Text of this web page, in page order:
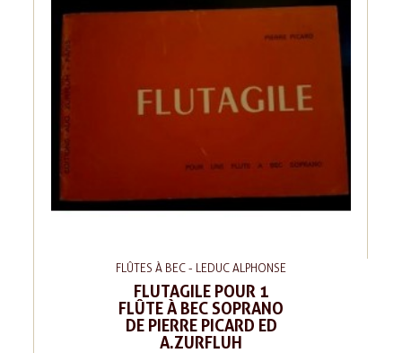
FLÛTES À BEC - LEDUC ALPHONSE
FLUTAGILE POUR 1
FLÛTE À BEC SOPRANO
DE PIERRE PICARD ED
A.ZURFLUH